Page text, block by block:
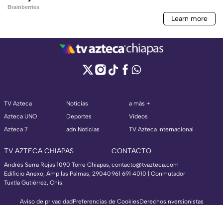
TV Azteca
Azteca UNO
Azteca 7
Noticias
Deportes
adn Noticias
a más +
Videos
TV Azteca Internacional
TV AZTECA CHIAPAS
Andrés Serra Rojas 1090 Torre Chiapas,
Edificio Anexo, Amp las Palmas, 29040
Tuxtla Gutiérrez, Chis.
CONTACTO
contacto@tvazteca.com
961 691 4010 | Conmutador
Aviso de privacidadPreferencias de CookiesDerechosInversionistas